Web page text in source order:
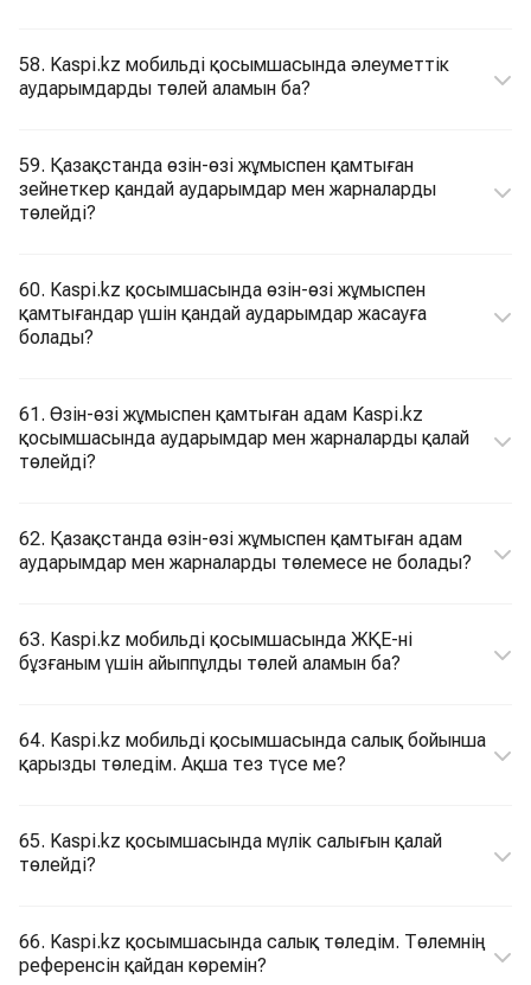
58. Kaspi.kz мобильді қосымшасында әлеуметтік
аударымдарды төлей аламын ба?
59. Қазақстанда өзін-өзі жұмыспен қамтыған
зейнеткер қандай аударымдар мен жарналарды
төлейді?
60. Kaspi.kz қосымшасында өзін-өзі жұмыспен
қамтығандар үшін қандай аударымдар жасауға
болады?
61. Өзін-өзі жұмыспен қамтыған адам Kaspi.kz
қосымшасында аударымдар мен жарналарды қалай
төлейді?
62. Қазақстанда өзін-өзі жұмыспен қамтыған адам
аударымдар мен жарналарды төлемесе не болады?
63. Kaspi.kz мобильді қосымшасында ЖҚЕ-ні
бұзғаным үшін айыппұлды төлей аламын ба?
64. Kaspi.kz мобильді қосымшасында салық бойынша
қарызды төледім. Ақша тез түсе ме?
65. Kaspi.kz қосымшасында мүлік салығын қалай
төлейді?
66. Kaspi.kz қосымшасында салық төледім. Төлемнің
референсін қайдан көремін?